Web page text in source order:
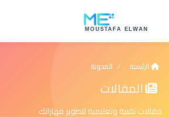
الرئيسية المدونة
المقالات
مقالات تقنية وتعليمية لتطوير مهاراتك